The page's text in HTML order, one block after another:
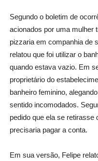
Segundo o boletim de
acionados por uma mulher
pizzaria em companhia de
relatou que foi utilizar o
quando estava vazio. Em
proprietário do
banheiro feminino,
sentido incomodados.
pedido que ela se retirasse
precisaria pagar a conta.
Em sua versão, Felipe